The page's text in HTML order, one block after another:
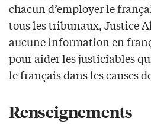
chacun d’employer le
tous les tribunaux, Justice
aucune information en
pour aider les justiciables
le français dans les causes
Renseignements